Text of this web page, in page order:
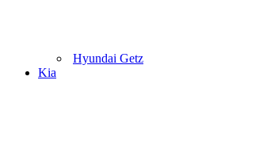
Hyundai Getz
Kia